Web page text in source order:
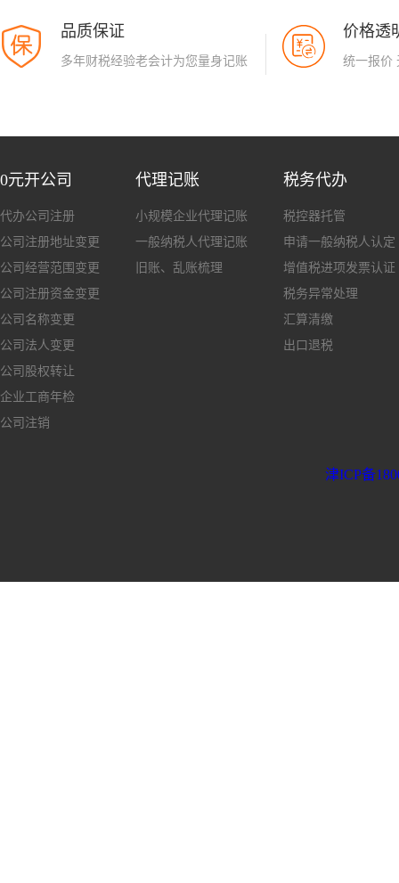
品质保证
多年财税经验老会计为您量身记账
价格透
统一报价
0元开公司
代办公司注册
公司注册地址变更
公司经营范围变更
公司注册资金变更
公司名称变更
公司法人变更
公司股权转让
企业工商年检
公司注销
代理记账
小规模企业代理记账
一般纳税人代理记账
旧账、乱账梳理
税务代办
税控器托管
申请一般纳税人认定
增值税进项发票认证
税务异常处理
汇算清缴
出口退税
津ICP备